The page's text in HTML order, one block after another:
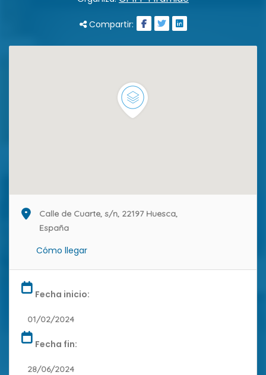
Compartir:
Calle de Cuarte, s/n, 22197 Huesca,
España
Cómo llegar
Fecha inicio:
01/02/2024
Fecha fin:
28/06/2024